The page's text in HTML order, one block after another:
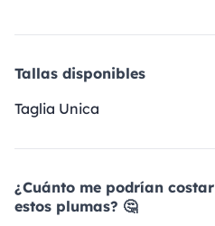
Tallas disponibles
Taglia Unica
¿Cuánto me podrían costar
estos plumas? 🤔